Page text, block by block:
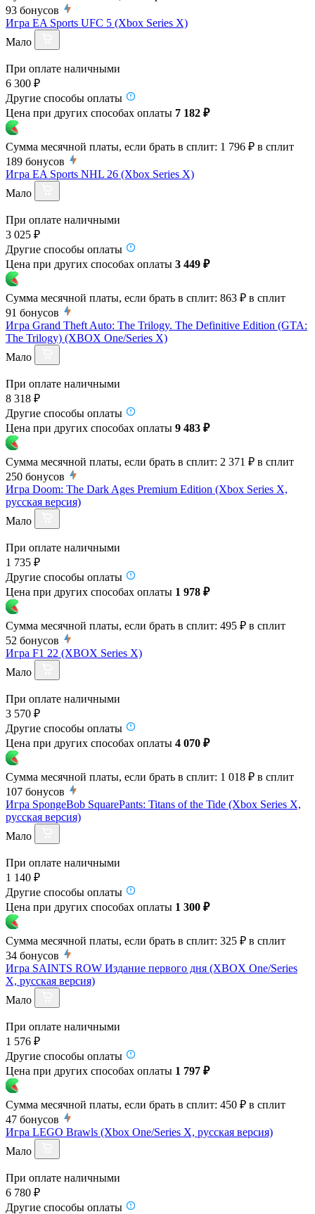
93 бонусов
Игра EA Sports UFC 5 (Xbox Series X)
Мало
При оплате наличными
6 300 ₽
Другие способы оплаты
Цена при других способах оплаты 7 182 ₽
Сумма месячной платы, если брать в сплит: 1 796 ₽ в сплит
189 бонусов
Игра EA Sports NHL 26 (Xbox Series X)
Мало
При оплате наличными
3 025 ₽
Другие способы оплаты
Цена при других способах оплаты 3 449 ₽
Сумма месячной платы, если брать в сплит: 863 ₽ в сплит
91 бонусов
Игра Grand Theft Auto: The Trilogy. The Definitive Edition (GTA:
The Trilogy) (XBOX One/Series X)
Мало
При оплате наличными
8 318 ₽
Другие способы оплаты
Цена при других способах оплаты 9 483 ₽
Сумма месячной платы, если брать в сплит: 2 371 ₽ в сплит
250 бонусов
Игра Doom: The Dark Ages Premium Edition (Xbox Series X,
русская версия)
Мало
При оплате наличными
1 735 ₽
Другие способы оплаты
Цена при других способах оплаты 1 978 ₽
Сумма месячной платы, если брать в сплит: 495 ₽ в сплит
52 бонусов
Игра F1 22 (XBOX Series X)
Мало
При оплате наличными
3 570 ₽
Другие способы оплаты
Цена при других способах оплаты 4 070 ₽
Сумма месячной платы, если брать в сплит: 1 018 ₽ в сплит
107 бонусов
Игра SpongeBob SquarePants: Titans of the Tide (Xbox Series X,
русская версия)
Мало
При оплате наличными
1 140 ₽
Другие способы оплаты
Цена при других способах оплаты 1 300 ₽
Сумма месячной платы, если брать в сплит: 325 ₽ в сплит
34 бонусов
Игра SAINTS ROW Издание первого дня (XBOX One/Series
X, русская версия)
Мало
При оплате наличными
1 576 ₽
Другие способы оплаты
Цена при других способах оплаты 1 797 ₽
Сумма месячной платы, если брать в сплит: 450 ₽ в сплит
47 бонусов
Игра LEGO Brawls (Xbox One/Series X, русская версия)
Мало
При оплате наличными
6 780 ₽
Другие способы оплаты